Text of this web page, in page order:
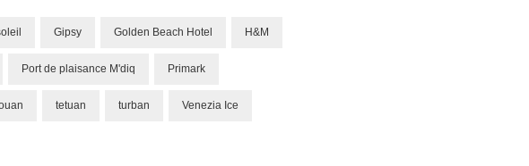
Gipsy Golden Beach Hotel H&M
Port de plaisance M'diq Primark
tetuan turban Venezia Ice